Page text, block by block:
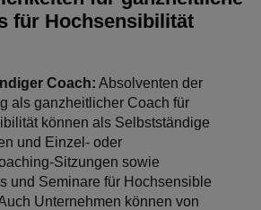
für Hochsensibilität
Coach: Absolventen der
als ganzheitlicher Coach für
können als Selbstständige
und Einzel- oder
Sitzungen sowie
und Seminare für Hochsensible
Unternehmen können von